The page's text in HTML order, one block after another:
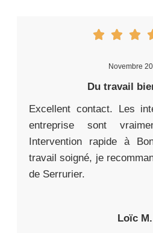
Novembre
Du travail
Excellent contact. Les
entreprise sont
Intervention rapide à
travail soigné, je
de Serrurier.
Loïc M.